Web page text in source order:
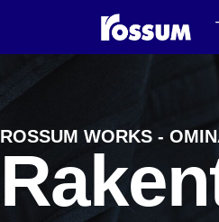
ROSSUM WORKS -